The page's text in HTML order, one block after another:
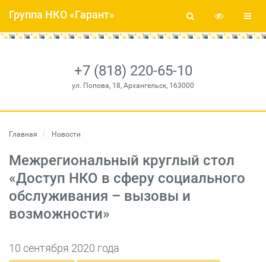
+7 (818) 220-65-10
ул. Попова, 18, Архангельск, 163000
Группа НКО «Гарант»
Главная Новости
Межрегиональный круглый стол
«Доступ НКО в сферу социального
обслуживания – вызовы и
возможности»
10 сентября 2020 года